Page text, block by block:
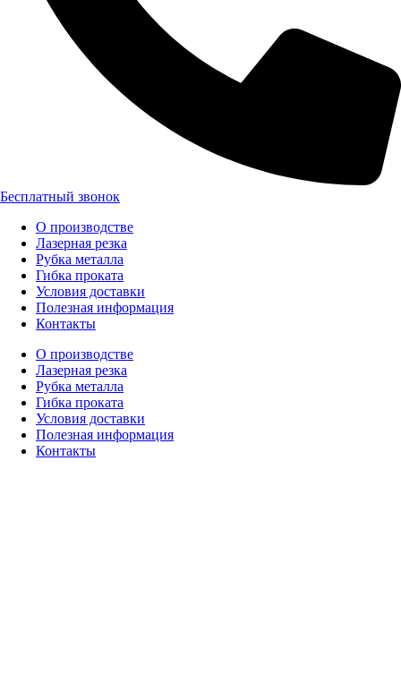
Бесплатный звонок
О производстве
Лазерная резка
Рубка металла
Гибка проката
Условия доставки
Полезная информация
Контакты
О производстве
Лазерная резка
Рубка металла
Гибка проката
Условия доставки
Полезная информация
Контакты